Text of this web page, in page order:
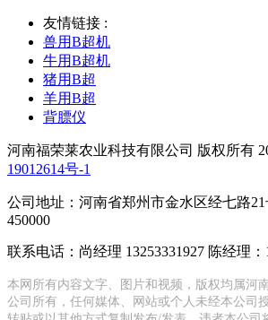
友情链接 :
兽用B超机
牛用B超机
猪用B超
羊用B超
背膘仪
河南福荣莱农业科技有限公司 版权所有
19012614号-1
公司地址：河南省郑州市金水区经七路21
450000
联系电话：尚经理 13253331927 陈经理：
本网所有内容文字、图片和视频，版权均属河
公司所有，任何媒体、网站或个人未经本公司